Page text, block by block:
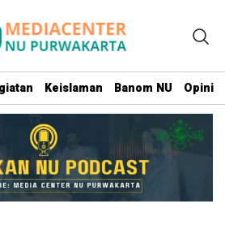
Keislaman Banom NU Opini